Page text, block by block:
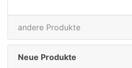
andere Produkte
Neue Produkte